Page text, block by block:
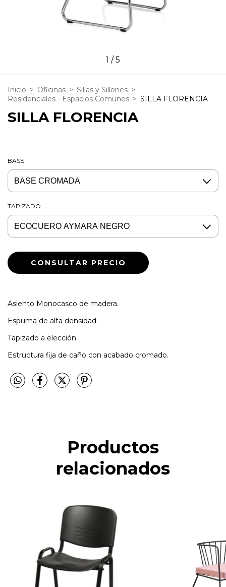
1 /5
Inicio > Oficinas > Sillas y Sillones >
Residenciales - Espacios Comunes > SILLA FLORENCIA
SILLA FLORENCIA
BASE
TAPIZADO
Asiento Monocasco de madera.
Espuma de alta densidad.
Tapizado a elección.
Estructura fija de caño con acabado cromado.
Productos
relacionados